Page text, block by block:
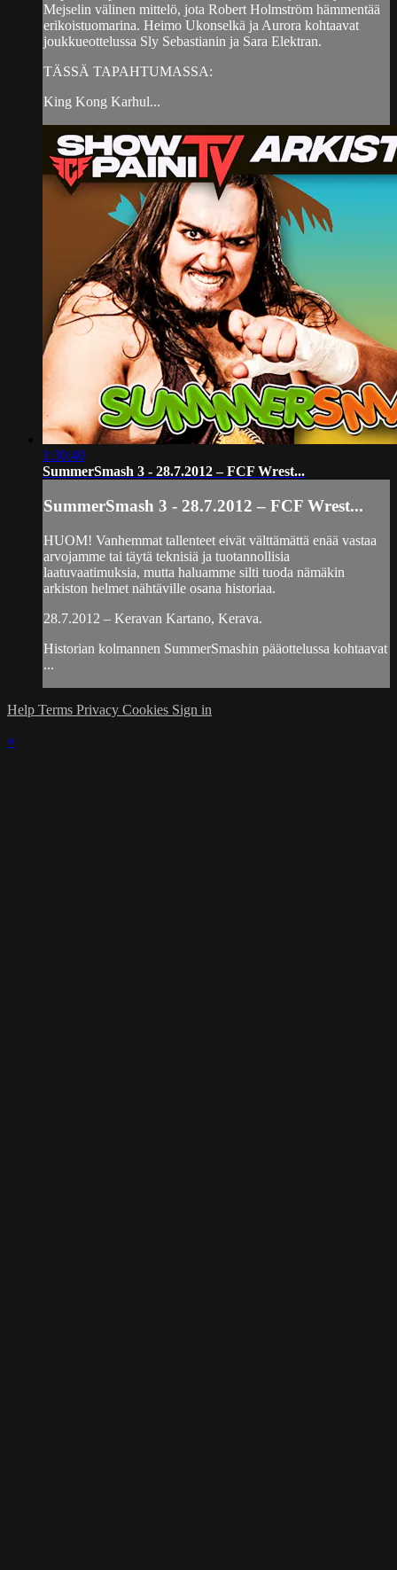
Mejselin välinen mittelö, jota Robert Holmström hämmentää
erikoistuomarina. Heimo Ukonselkä ja Aurora kohtaavat
joukkueottelussa Sly Sebastianin ja Sara Elektran.
TÄSSÄ TAPAHTUMASSA:
King Kong Karhul...
1:30:40
SummerSmash 3 - 28.7.2012 – FCF Wrest...
SummerSmash 3 - 28.7.2012 – FCF Wrest...
HUOM! Vanhemmat tallenteet eivät välttämättä enää vastaa
arvojamme tai täytä teknisiä ja tuotannollisia
laatuvaatimuksia, mutta haluamme silti tuoda nämäkin
arkiston helmet nähtäville osana historiaa.
28.7.2012 – Keravan Kartano, Kerava.
Historian kolmannen SummerSmashin pääottelussa kohtaavat
...
Help Terms Privacy Cookies Sign in
×